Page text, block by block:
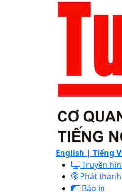
English | Tiếng
Truyền
Phát thanh
Báo in